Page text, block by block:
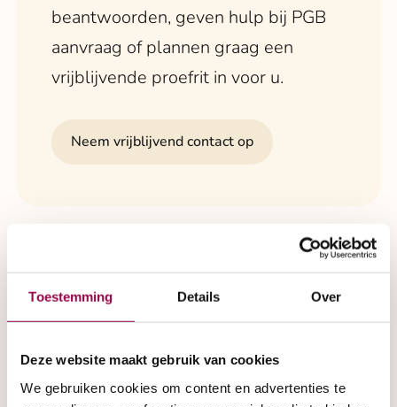
Toestemming Details Over
Deze website maakt gebruik van cookies
We gebruiken cookies om content en advertenties te
beantwoorden, geven hulp bij PGB
aanvraag of plannen graag een
vrijblijvende proefrit in voor u.
Neem vrijblijvend contact op
Uitgebreid assortiment scootmobielen
Mobiliteit die past bij uw manier
van leven